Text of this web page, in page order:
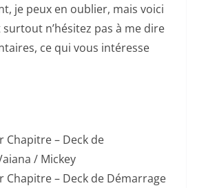
je peux en oublier, mais voici
n’hésitez pas à me dire
ce qui vous intéresse
Chapitre – Deck de
/ Mickey
Chapitre – Deck de Démarrage